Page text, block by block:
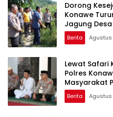
Dorong
Konawe
Jagung
Berita Agustus
Lewat Safari
Polres
Masyarakat
Berita Agustus